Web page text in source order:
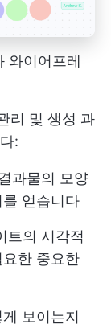
와이어프레
리 및 생성 과
:
과물의 모양
얻습니다
트의 시각적
한 중요한
보이는지